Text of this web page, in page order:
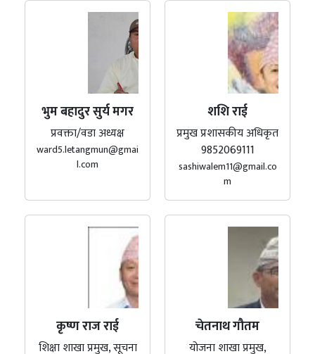
भुम बहादुर सुर्य मगर
प्रवक्ता/वडा अध्यक्ष
ward5.letangmun@gmai
l.com
शशि राई
प्रमुख प्रशासकीय अधिकृत
9852069111
sashiwalem11@gmail.co
m
कृष्ण राज राई
शिक्षा शाखा प्रमुख, सूचना
चेतनाथ गौतम
योजना शाखा प्रमुख,